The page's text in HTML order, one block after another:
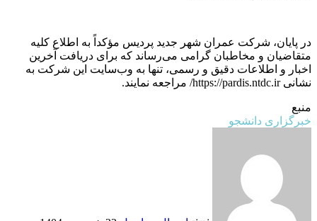
در پایان، شرکت عمران شهر جدید پردیس مؤکداً به اطلاع کلیه
متقاضیان و مخاطبان گرامی می‌رساند که برای دریافت آخرین
اخبار و اطلاعات دقیق و رسمی، تنها به وب‌سایت این شرکت به
نشانی https://pardis.ntdc.ir/ مراجعه نمایند.
منبع
خبرگزاری دانشجو